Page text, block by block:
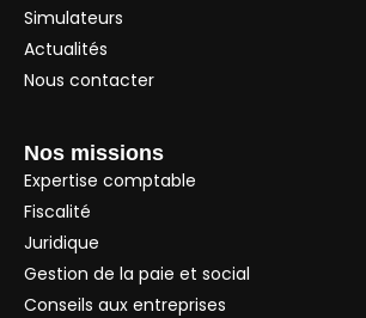
Simulateurs
Actualités
Nous contacter
Nos missions
Expertise comptable
Fiscalité
Juridique
Gestion de la paie et social
Conseils aux entreprises